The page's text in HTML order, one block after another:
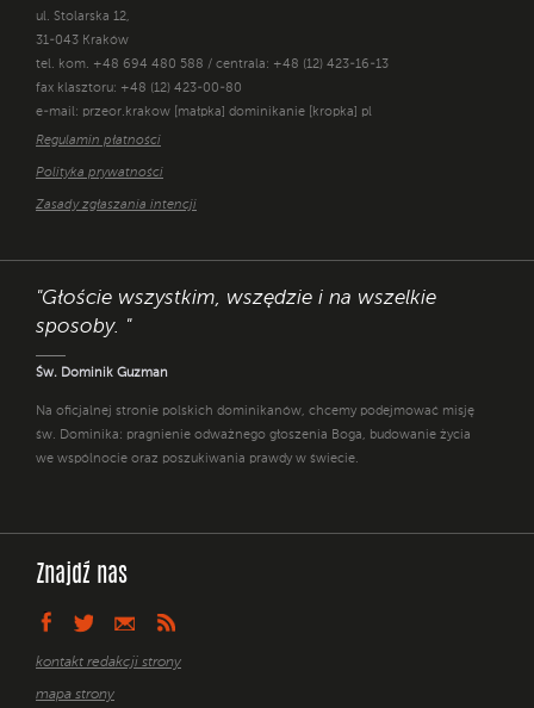
ul. Stolarska 12,
31-043 Kraków
tel. kom. +48 694 480 588 / centrala: +48 (12) 423-16-13
fax klasztoru: +48 (12) 423-00-80
e-mail: przeor.krakow [małpka] dominikanie [kropka] pl
Regulamin płatności
Polityka prywatności
Zasady zgłaszania intencji
"Głoście wszystkim, wszędzie i na wszelkie
sposoby. "
Św. Dominik Guzman
Na oficjalnej stronie polskich dominikanów, chcemy podejmować misję
św. Dominika: pragnienie odważnego głoszenia Boga, budowanie życia
we wspólnocie oraz poszukiwania prawdy w świecie.
Znajdź nas
kontakt redakcji strony
mapa strony